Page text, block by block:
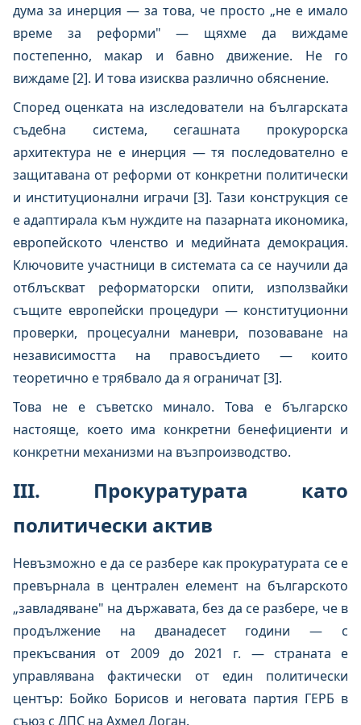
дума за инерция — за това, че просто „не е имало
време за реформи" — щяхме да виждаме
постепенно, макар и бавно движение. Не го
виждаме [2]. И това изисква различно обяснение.
Според оценката на изследователи на българската
съдебна система, сегашната прокурорска
архитектура не е инерция — тя последователно е
защитавана от реформи от конкретни политически
и институционални играчи [3]. Тази конструкция се
е адаптирала към нуждите на пазарната икономика,
европейското членство и медийната демокрация.
Ключовите участници в системата са се научили да
отблъскват реформаторски опити, използвайки
същите европейски процедури — конституционни
проверки, процесуални маневри, позоваване на
независимостта на правосъдието — които
теоретично е трябвало да я ограничат [3].
Това не е съветско минало. Това е българско
настояще, което има конкретни бенефициенти и
конкретни механизми на възпроизводство.
III. Прокуратурата като
политически актив
Невъзможно е да се разбере как прокуратурата се е
превърнала в централен елемент на българското
„завладяване" на държавата, без да се разбере, че в
продължение на дванадесет години — с
прекъсвания от 2009 до 2021 г. — страната е
управлявана фактически от един политически
център: Бойко Борисов и неговата партия ГЕРБ в
съюз с ДПС на Ахмед Доган.